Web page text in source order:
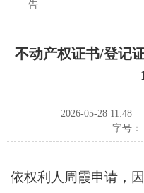
告
不动产权证书/登记
2026-05-28 11:48
字号：
依权利人周霞申请，